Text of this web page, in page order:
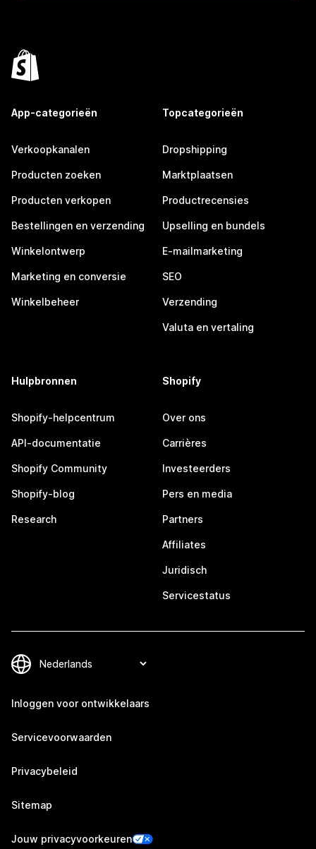
App-categorieën
Verkoopkanalen
Producten zoeken
Producten verkopen
Bestellingen en verzending
Winkelontwerp
Marketing en conversie
Winkelbeheer
Topcategorieën
Dropshipping
Marktplaatsen
Productrecensies
Upselling en bundels
E-mailmarketing
SEO
Verzending
Valuta en vertaling
Hulpbronnen
Shopify-helpcentrum
API-documentatie
Shopify Community
Shopify-blog
Research
Shopify
Over ons
Carrières
Investeerders
Pers en media
Partners
Affiliates
Juridisch
Servicestatus
Inloggen voor ontwikkelaars
Servicevoorwaarden
Privacybeleid
Sitemap
Jouw privacyvoorkeuren